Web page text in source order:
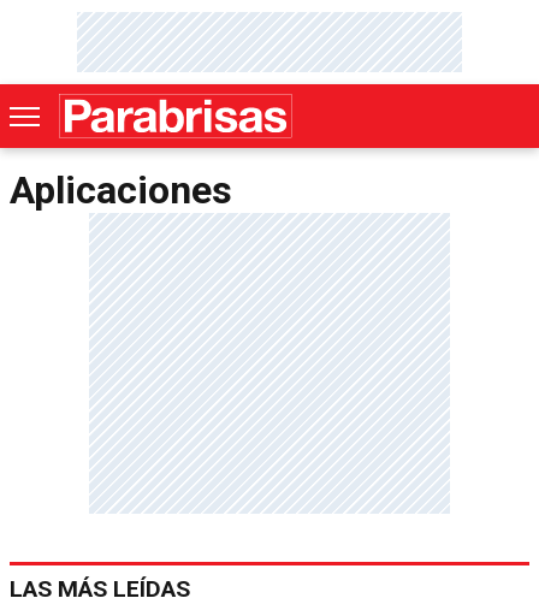
Aplicaciones
LAS MÁS LEÍDAS